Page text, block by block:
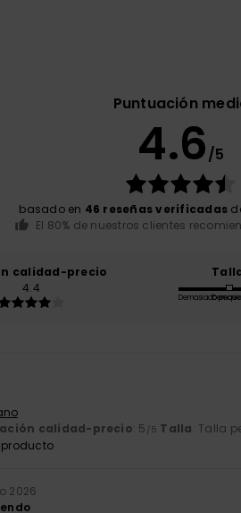
Puntuación
4.6/5
basado en 46 reseñas verificadas
El 80% de nuestros clientes
calidad-precio
4.4
Demasiado
calidad-precio: 5 /5 Talla: Talla
producto
2026